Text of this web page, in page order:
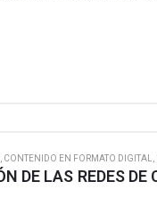
, CONTENIDO EN FORMATO DIGITAL,